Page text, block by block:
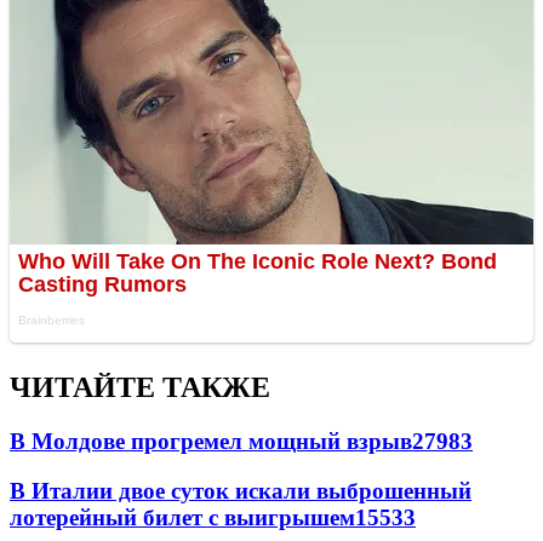
ЧИТАЙТЕ ТАКЖЕ
В Молдове прогремел мощный взрыв27983
В Италии двое суток искали выброшенный
лотерейный билет с выигрышем15533